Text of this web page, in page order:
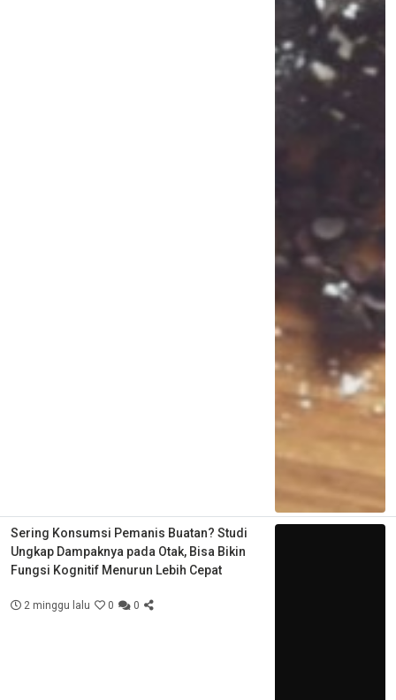
Sering Konsumsi Pemanis Buatan? Studi
Ungkap Dampaknya pada Otak, Bisa Bikin
Fungsi Kognitif Menurun Lebih Cepat
2 minggu lalu 0 0